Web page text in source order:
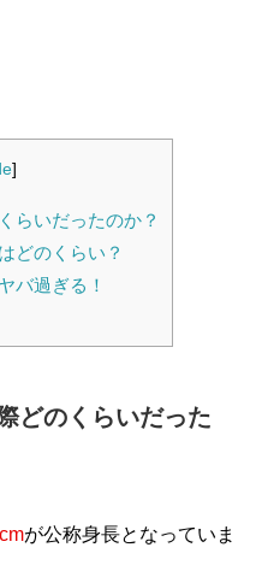
]
らいだったのか？
どのくらい？
バ過ぎる！
どのくらいだった
が公称身長となっていま